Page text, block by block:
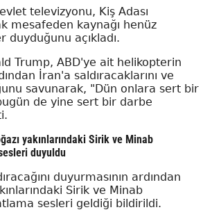
televizyonu, Kiş Adası
mesafeden kaynağı henüz
duyduğunu açıkladı.
Trump, ABD'ye ait helikopterin
İran'a saldıracaklarını ve
savunarak, "Dün onlara sert bir
de yine sert bir darbe
yakınlarındaki Sirik ve Minab
duyuldu
duyurmasının ardından
Sirik ve Minab
sesleri geldiği bildirildi.